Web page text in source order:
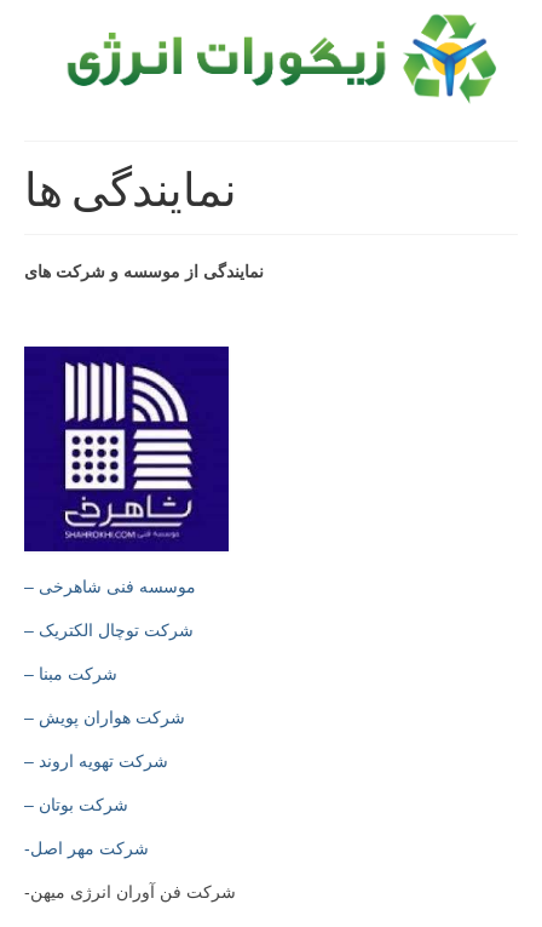
نمایندگی ها
نمایندگی از موسسه و شرکت های
– موسسه فنی شاهرخی
– شرکت توچال الکتریک
– شرکت مبنا
– شرکت هواران پویش
– شرکت تهویه اروند
– شرکت بوتان
-شرکت مهر اصل
-شرکت فن آوران انرژی میهن